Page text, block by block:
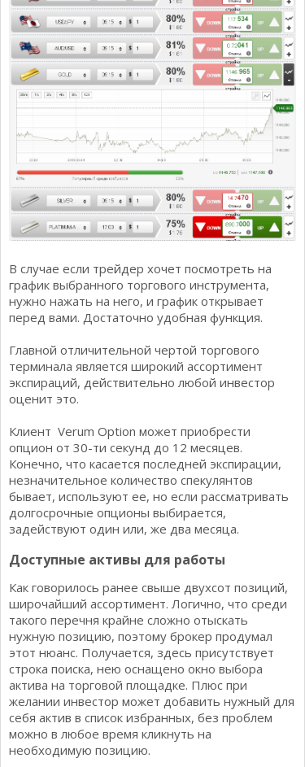
В случае если трейдер хочет посмотреть на
график выбранного торгового инструмента,
нужно нажать на него, и график открывает
перед вами. Достаточно удобная функция.
Главной отличительной чертой торгового
терминала является широкий ассортимент
экспираций, действительно любой инвестор
оценит это.
Клиент Verum Option может приобрести
опцион от 30-ти секунд до 12 месяцев.
Конечно, что касается последней экспирации,
незначительное количество спекулянтов
бывает, используют ее, но если рассматривать
долгосрочные опционы выбирается,
задействуют один или, же два месяца.
Доступные активы для работы
Как говорилось ранее свыше двухсот позиций,
широчайший ассортимент. Логично, что среди
такого перечня крайне сложно отыскать
нужную позицию, поэтому брокер продумал
этот нюанс. Получается, здесь присутствует
строка поиска, нею оснащено окно выбора
актива на торговой площадке. Плюс при
желании инвестор может добавить нужный для
себя актив в список избранных, без проблем
можно в любое время кликнуть на
необходимую позицию.